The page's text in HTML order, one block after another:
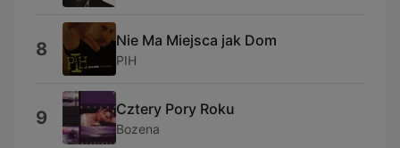
8 Nie Ma Miejsca jak Dom
PIH
9 Cztery Pory Roku
Bozena